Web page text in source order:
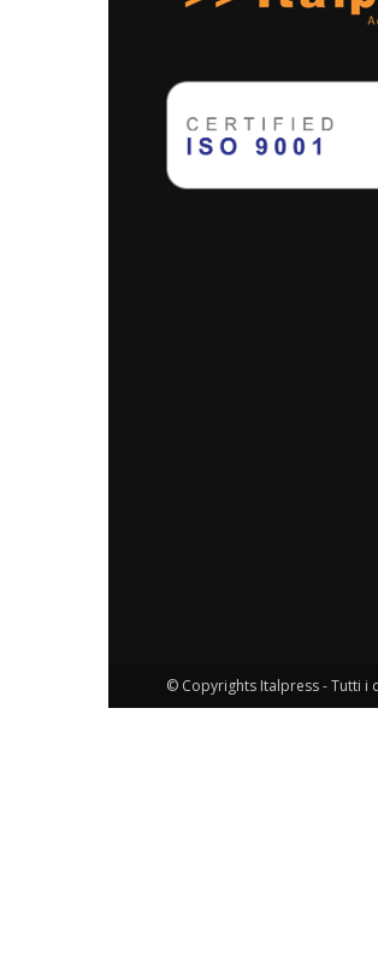
© Copyrights Italpress - Tutti i